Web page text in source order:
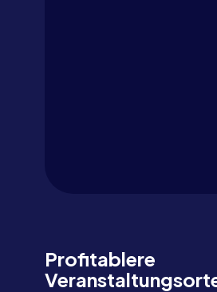
Profitablere